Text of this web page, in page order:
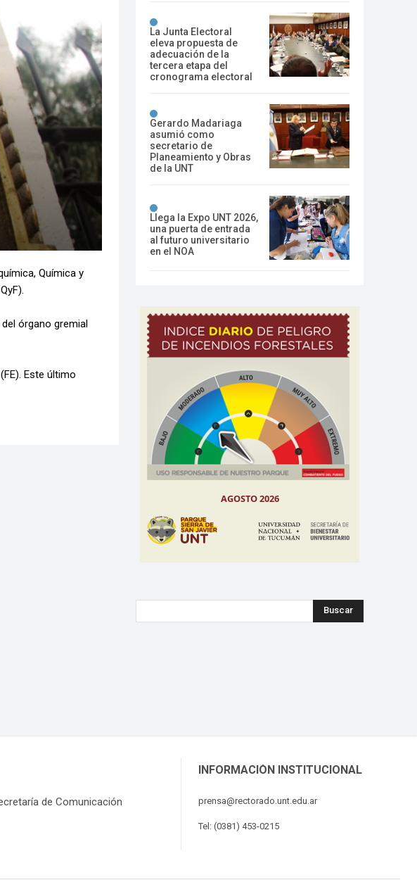
Química y
órgano gremial
Este último
La Junta Electoral
eleva propuesta de
adecuación de la
tercera etapa del
cronograma electoral
Gerardo Madariaga
asumió como
secretario de
Planeamiento y Obras
de la UNT
Llega la Expo UNT 2026,
una puerta de entrada
al futuro universitario
en el NOA
Buscar
de Comunicación
INFORMACIÓN INSTITUCIONAL
prensa@rectorado.unt.edu.ar
Tel: (0381) 453-0215